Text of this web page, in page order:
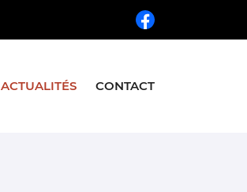
ACTUALITÉS CONTACT